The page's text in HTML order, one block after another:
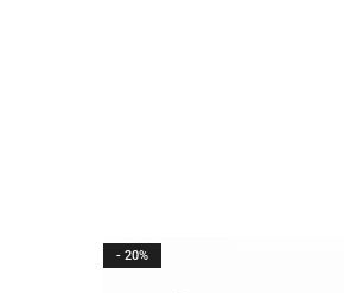
- 20%